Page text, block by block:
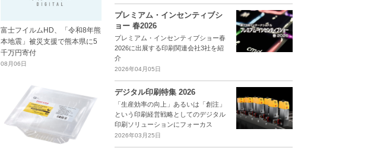
富士フイルムHD、「令和8年熊
本地震」被災支援で熊本県に5
千万円寄付
08月06日
プレミアム・インセンティブシ
ョー 春2026
プレミアム・インセンティブショー春
2026に出展する印刷関連会社3社を紹
介
2026年04月05日
デジタル印刷特集 2026
「生産効率の向上」あるいは「創注」
という印刷経営戦略としてのデジタル
印刷ソリューションにフォーカス
2026年03月25日